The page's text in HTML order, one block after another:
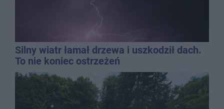
Silny wiatr łamał drzewa i uszkodził dach.
To nie koniec ostrzeżeń